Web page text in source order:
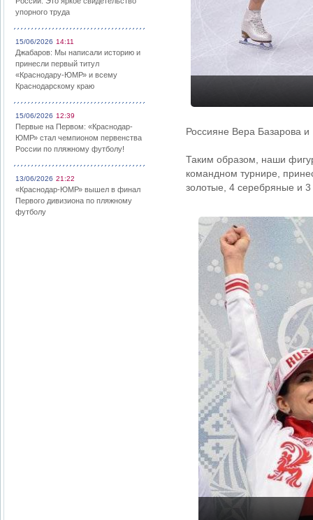
упорного труда
15/06/2026 14:11
Джабаров: Мы написали историю и
принесли первый титул
«Краснодару-ЮМР» и всему
Краснодарскому краю
15/06/2026 12:39
Первые на Первом: «Краснодар-
ЮМР» стал чемпионом первенства
России по пляжному футболу!
13/06/2026 21:22
«Краснодар-ЮМР» вышел в финал
Первого дивизиона по пляжному
футболу
Россияне Вера Базарова
Таким образом, наши
командном турнире,
золотые, 4 серебряные и